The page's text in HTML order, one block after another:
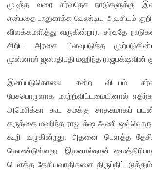
முடிந்த வரை சர்வதேச நாடுகளுக்கு
என்பதை பாதுகாக்க வேண்டிய அவசியம்
விளக்கமளித்து வருகின்றார். சர்வதே
சிறிய அரசை பிளவுபடுத்த
முன்னாள் ஜனாதிபதி மஹிந்த ராஜபக்‌ஷவின்
இனப்படுகொலை என்ற விடயம்
பேசுபொருளாக மாற்றிவிட்டமையினால்
அமெரிக்கா கூட தமக்கு சாதகமாகப்
கருத்தை மஹிந்த ராஜபக்‌ஷ அணி ஒவ்வொரு
கூறி வருகின்றது. அதனை பௌத்த
கொண்டுள்ளது. இதனால்தான்
பௌத்த தேசியவாதிகளை